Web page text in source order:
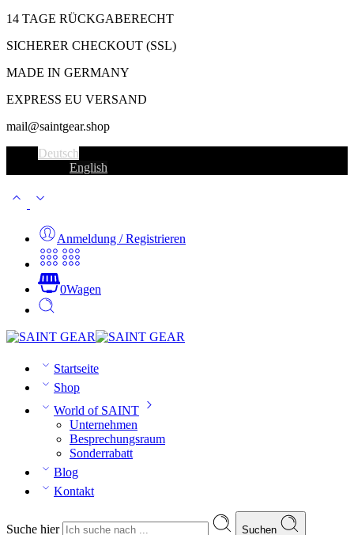
14 TAGE RÜCKGABERECHT
SICHERER CHECKOUT (SSL)
MADE IN GERMANY
EXPRESS EU VERSAND
mail@saintgear.shop
Deutsch
English
Anmeldung / Registrieren
0Wagen
Startseite
Shop
World of SAINT
Unternehmen
Besprechungsraum
Sonderrabatt
Blog
Kontakt
Suche hier Suchen